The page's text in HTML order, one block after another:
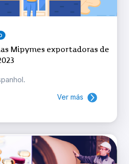
Mipymes exportadoras de
Ver más